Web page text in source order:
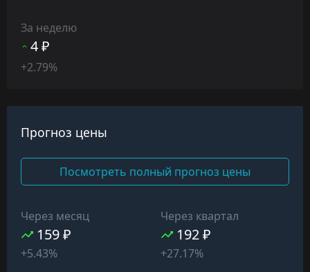
За неделю
4 ₽
+2.79%
Прогноз цены
Посмотреть полный прогноз цены
Через месяц
159 ₽
+5.43%
Через квартал
192 ₽
+27.17%